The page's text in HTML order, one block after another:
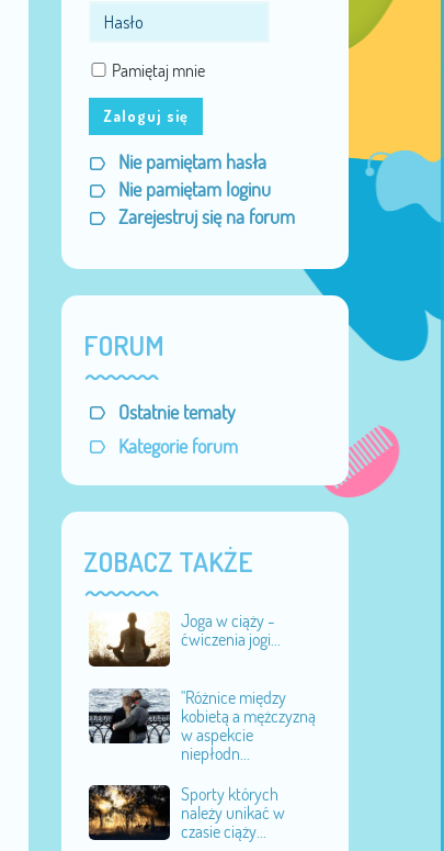
Pamiętaj mnie
Zaloguj się
Nie pamiętam hasła
Nie pamiętam loginu
Zarejestruj się na forum
FORUM
Ostatnie tematy
Kategorie forum
ZOBACZ TAKŻE
Joga w ciąży -
ćwiczenia jogi...
"Różnice między
kobietą a mężczyzną
w aspekcie
niepłodn...
Sporty których
należy unikać w
czasie ciąży...